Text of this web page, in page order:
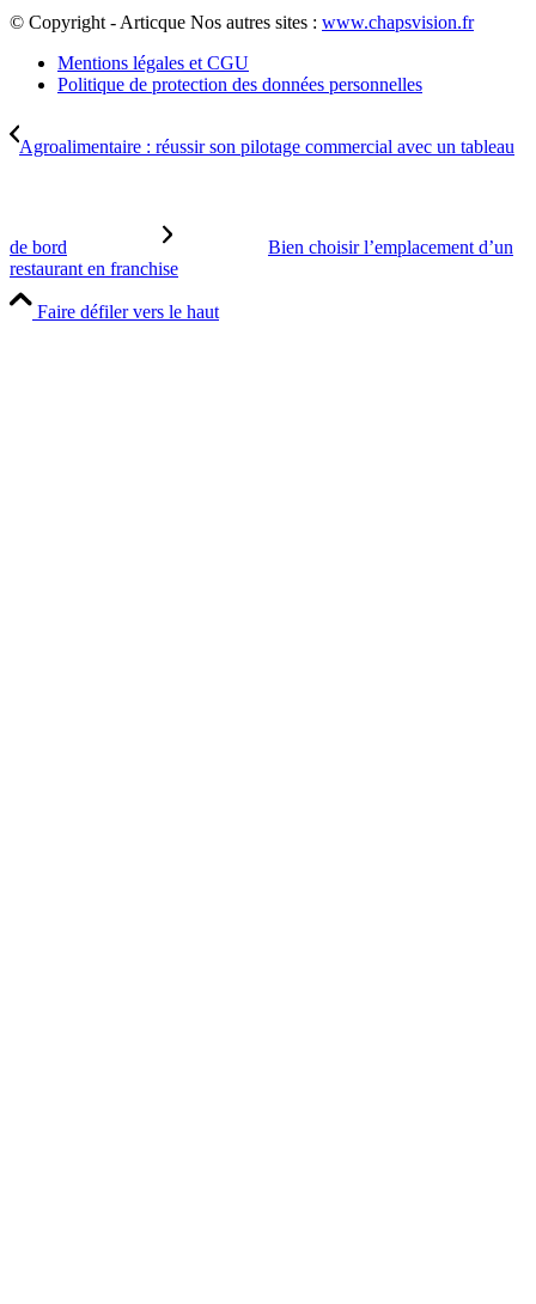
© Copyright - Articque Nos autres sites : www.chapsvision.fr
Mentions légales et CGU
Politique de protection des données personnelles
Agroalimentaire : réussir son pilotage commercial avec un tableau
de bord
Bien choisir l’emplacement d’un
restaurant en franchise
Faire défiler vers le haut